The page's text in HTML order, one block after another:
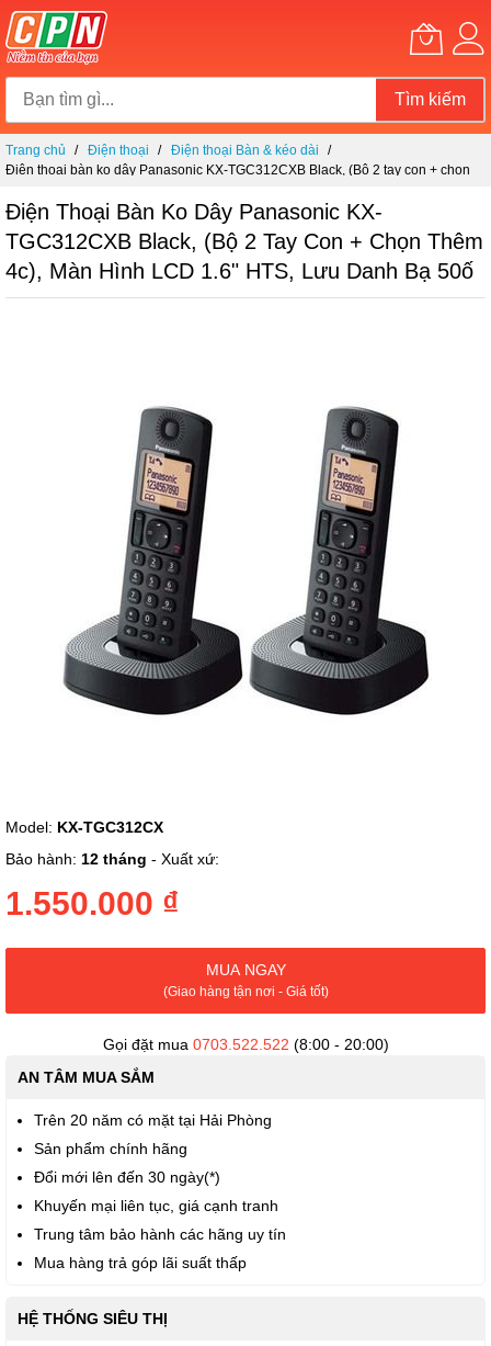
Tìm kiếm
Chuyển
đến
dung
Trang chủ Điện thoại
Điện thoại Bàn & kéo dài
Điện thoại bàn ko dây Panasonic KX-TGC312CXB Black, (Bộ 2 tay con + chọn
Điện Thoại Bàn Ko Dây Panasonic KX-
TGC312CXB Black, (Bộ 2 Tay Con + Chọn Thêm
4c), Màn Hình LCD 1.6" HTS, Lưu Danh Bạ 50ố
đến
phần
của
thư
Model: KX-TGC312CX
Bảo hành: 12 tháng - Xuất xứ:
1.550.000 ₫
MUA NGAY
(Giao hàng tận nơi - Giá tốt)
Gọi đặt mua 0703.522.522 (8:00 - 20:00)
AN TÂM MUA SẮM
Trên 20 năm có mặt tại Hải Phòng
Sản phẩm chính hãng
Đổi mới lên đến 30 ngày(*)
Khuyến mại liên tục, giá cạnh tranh
Trung tâm bảo hành các hãng uy tín
Mua hàng trả góp lãi suất thấp
HỆ THỐNG SIÊU THỊ